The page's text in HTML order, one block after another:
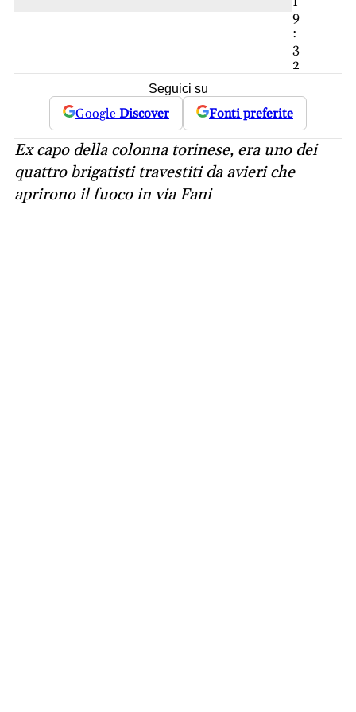
9
:
3
2
Seguici su
Google Discover Fonti preferite
Ex capo della colonna torinese, era uno dei
quattro brigatisti travestiti da avieri che
aprirono il fuoco in via Fani